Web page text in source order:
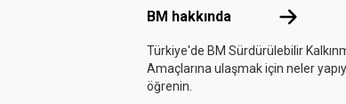
BM hakkında BM
Türkiye'de BM Sürdürülebilir
Amaçlarına ulaşmak için neler
öğrenin.